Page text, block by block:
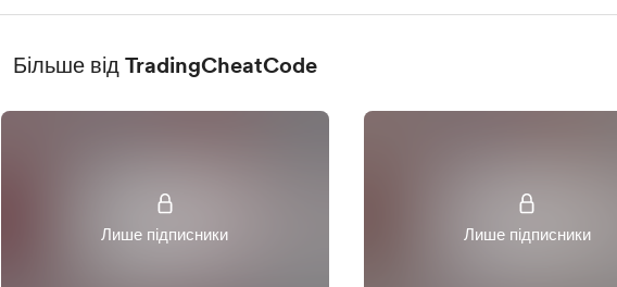
Більше від TradingCheatCode
Лише підписники Лише підписники